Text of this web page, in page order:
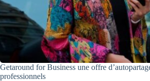
Getaround for Business une offre
professionnels